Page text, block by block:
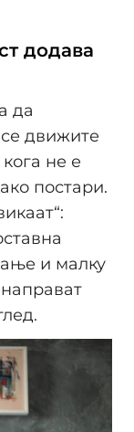
додава
да
движите
не е
постари.
и малку